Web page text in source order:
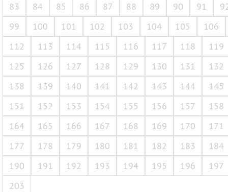
83
84 85 86 87 88 89 90 91
99
100 101 102 103 104 105
106
112
113 114 115 116 117 118
119
125
126 127 128 129 130 131
132
138
139 140 141 142 143 144
145
151
152 153 154 155 156 157
158
164
165 166 167 168 169 170
171
177
178 179 180 181 182 183
184
190
191 192 193 194 195 196
197
203